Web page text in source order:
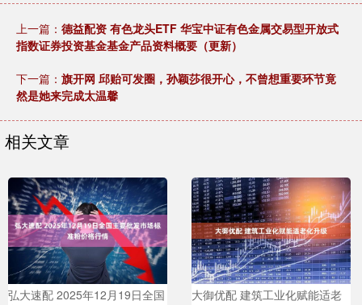
上一篇： 德益配资 有色龙头ETF 华宝中证有色金属交易型开放式
指数证券投资基金基金产品资料概要（更新）
下一篇： 旗开网 邱贻可发圈，孙颖莎很开心，不曾想重要环节竟
然是她来完成太温馨
相关文章
弘大速配 2025年12月19日全国
大御优配 建筑工业化赋能适老